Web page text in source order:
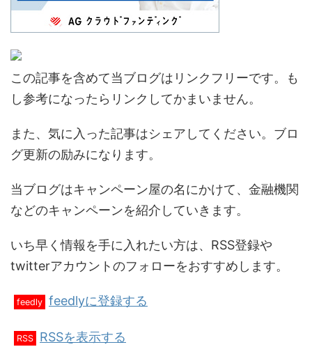
この記事を含めて当ブログはリンクフリーです。も
し参考になったらリンクしてかまいません。
また、気に入った記事はシェアしてください。ブロ
グ更新の励みになります。
当ブログはキャンペーン屋の名にかけて、金融機関
などのキャンペーンを紹介していきます。
いち早く情報を手に入れたい方は、RSS登録や
twitterアカウントのフォローをおすすめします。
feedly feedlyに登録する
RSS RSSを表示する